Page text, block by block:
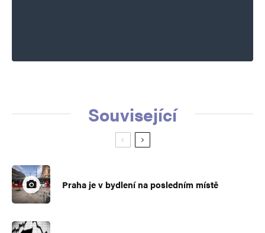
Související
Praha je v bydlení na posledním místě